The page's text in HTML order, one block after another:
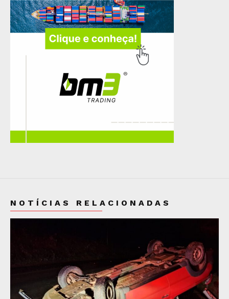
NOTÍCIAS RELACIONADAS